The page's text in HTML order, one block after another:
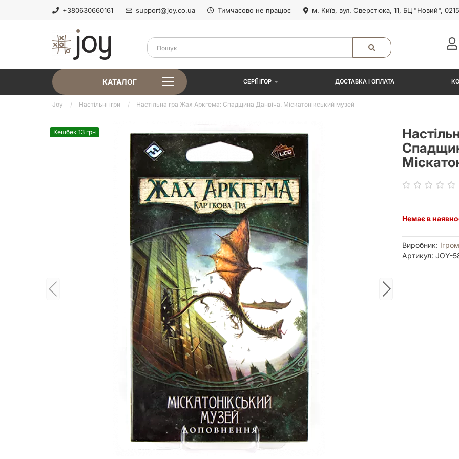
+380630660161 support@joy.co.ua Тимчасово не працює м. Київ, вул. Сверстюка, 11, БЦ "Новий",
КАТАЛОГ СЕРІЇ ІГОР ДОСТАВКА І ОПЛАТА
Joy Настільні ігри Настільна гра Жах Аркгема: Спадщина Данвіча. Міскатонікський музей
Кешбек 13 грн
Немає в
Виробник:
Артикул: JOY-